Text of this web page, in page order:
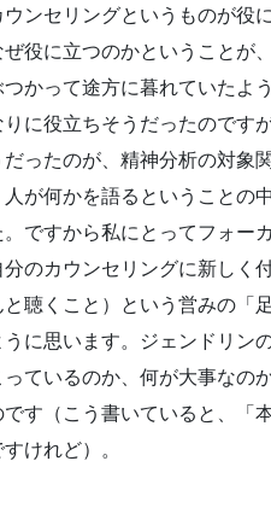
ンセリングというものが役
役に立つのかということが
かって途方に暮れていたよ
に役立ちそうだったのです
ったのが、精神分析の対象
が何かを語るということの
ですから私にとってフォー
のカウンセリングに新しく
聴くこと）という営みの「
に思います。ジェンドリン
ているのか、何が大事なの
す（こう書いていると、「
けれど）。